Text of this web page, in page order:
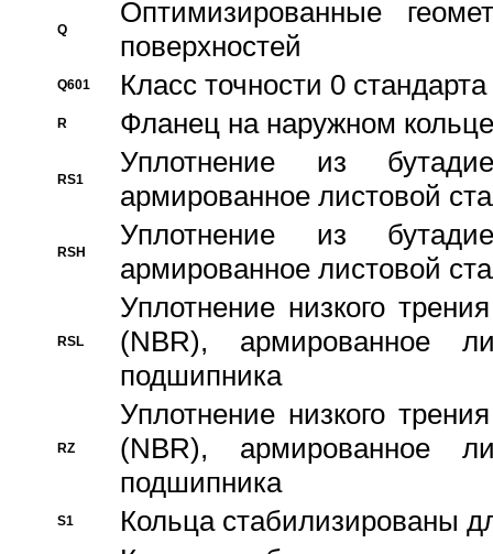
Q
Оптимизированные
поверхностей
Q601 Класс точности 0
R Фланец на наружном кольце
RS1
Уплотнение из
армированное листовой
RSH
Уплотнение из
армированное листовой
RSL
Уплотнение низкого
(NBR), армированное
подшипника
RZ
Уплотнение низкого
(NBR), армированное
подшипника
S1 Кольца стабилизированы